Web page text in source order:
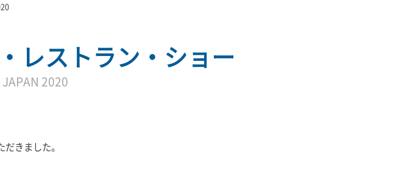
レストラン・ショー
JAPAN 2020
きました。